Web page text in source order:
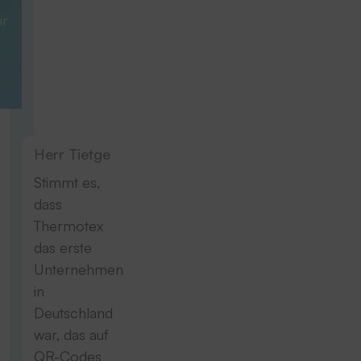
Herr Tietge
Stimmt es,
dass
Thermotex
das erste
Unternehmen
in
Deutschland
war, das auf
QR-Codes